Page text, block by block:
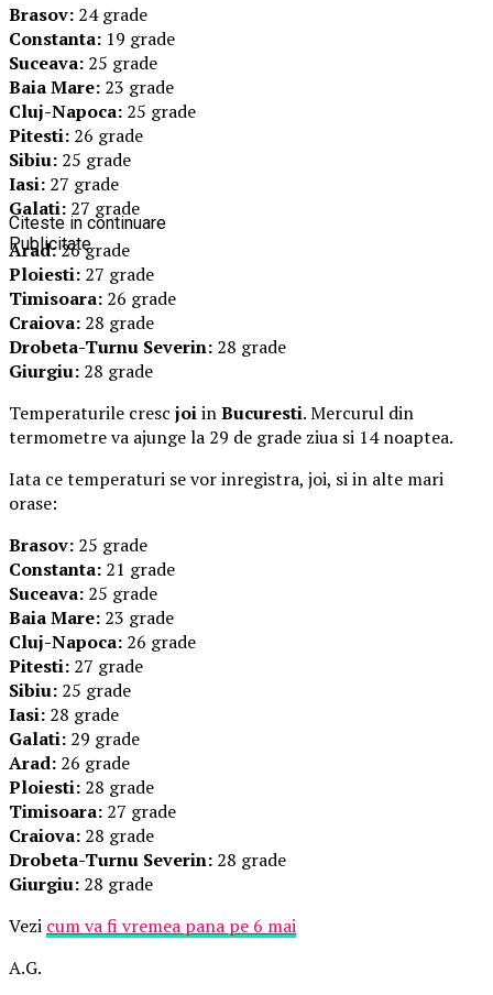
Brasov: 24 grade
Constanta: 19 grade
Suceava: 25 grade
Baia Mare: 23 grade
Cluj-Napoca: 25 grade
Pitesti: 26 grade
Sibiu: 25 grade
Iasi: 27 grade
Galati: 27 grade
Arad:26 grade
Ploiesti: 27 grade
Timisoara: 26 grade
Craiova: 28 grade
Drobeta-Turnu Severin: 28 grade
Giurgiu: 28 grade
Temperaturile cresc joiinBucuresti. Mercurul din
termometre va ajunge la 29 de grade ziua si 14 noaptea.
Iata ce temperaturi se vor inregistra, joi, si in alte mari
orase:
Brasov: 25 grade
Constanta: 21 grade
Suceava: 25 grade
Baia Mare: 23 grade
Cluj-Napoca: 26 grade
Pitesti: 27 grade
Sibiu: 25 grade
Iasi: 28 grade
Galati: 29 grade
Arad: 26 grade
Ploiesti: 28 grade
Timisoara: 27 grade
Craiova: 28 grade
Drobeta-Turnu Severin: 28 grade
Giurgiu: 28 grade
Vezi cum va fi vremea pana pe 6 mai
A.G.
Citeste in continuare
Publicitate